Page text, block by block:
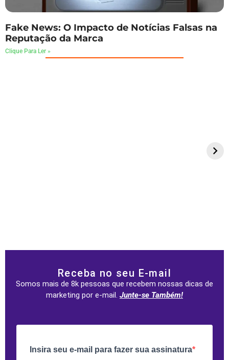
Fake News: O Impacto de Notícias Falsas na
Reputação da Marca
Clique Para Ler »
Receba no seu E-mail
Somos mais de 8k pessoas que recebem nossas dicas de
marketing por e-mail. Junte-se Também!
Insira seu e-mail para fazer sua assinatura